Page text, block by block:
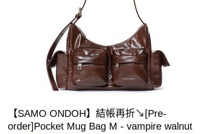
【SAMO ONDOH】結帳再折↘[Pre-
order]Pocket Mug Bag M - vampire walnut